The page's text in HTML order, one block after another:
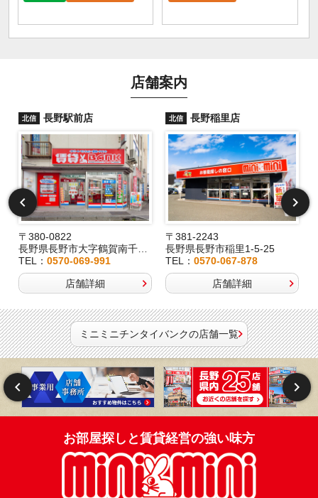
店舗案内
北信 長野駅前店
〒380-0822
長野県長野市大字鶴賀南千歳町826
TEL： 0570-069-991
店舗詳細
北信 長野稲里店
〒381-2243
長野県長野市稲里1-5-25
TEL：0570-067-878
店舗詳細
ミニミニチンタイバンクの店舗一覧
お部屋探しと賃貸経営の強い味方